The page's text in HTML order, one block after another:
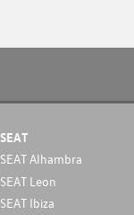
SEAT
SEAT Alhambra
SEAT Leon
SEAT Ibiza